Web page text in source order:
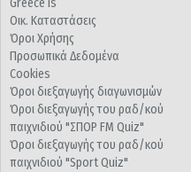
Greece Is
Οικ. Καταστάσεις
Όροι Χρήσης
Προσωπικά Δεδομένα
Cookies
Όροι διεξαγωγής διαγωνισμών
Όροι διεξαγωγής του ραδ/κού
παιχνιδιού "ΣΠΟΡ FM Quiz"
Όροι διεξαγωγής του ραδ/κού
παιχνιδιού "Sport Quiz"